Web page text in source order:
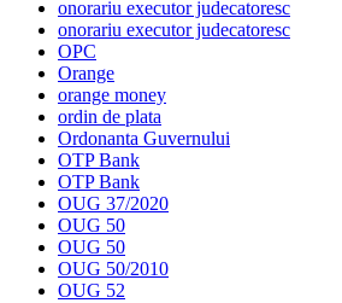
onorariu executor judecatoresc
onorariu executor judecatoresc
OPC
Orange
orange money
ordin de plata
Ordonanta Guvernului
OTP Bank
OTP Bank
OUG 37/2020
OUG 50
OUG 50
OUG 50/2010
OUG 52